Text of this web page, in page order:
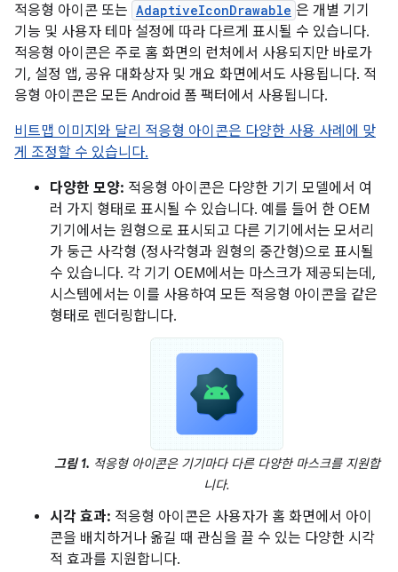
적응형 아이콘 또는 AdaptiveIconDrawable 은 개별 기기
기능 및 사용자 테마 설정에 따라 다르게 표시될 수 있습니다.
적응형 아이콘은 주로 홈 화면의 런처에서 사용되지만 바로가
기, 설정 앱, 공유 대화상자 및 개요 화면에서도 사용됩니다. 적
응형 아이콘은 모든 Android 폼 팩터에서 사용됩니다.
비트맵 이미지와 달리 적응형 아이콘은 다양한 사용 사례에 맞
게 조정할 수 있습니다.
다양한 모양: 적응형 아이콘은 다양한 기기 모델에서 여
러 가지 형태로 표시될 수 있습니다. 예를 들어 한 OEM
기기에서는 원형으로 표시되고 다른 기기에서는 모서리
가 둥근 사각형 (정사각형과 원형의 중간형)으로 표시될
수 있습니다. 각 기기 OEM에서는 마스크가 제공되는데,
시스템에서는 이를 사용하여 모든 적응형 아이콘을 같은
형태로 렌더링합니다.
그림 1. 적응형 아이콘은 기기마다 다른 다양한 마스크를 지원합
니다.
시각 효과: 적응형 아이콘은 사용자가 홈 화면에서 아이
콘을 배치하거나 옮길 때 관심을 끌 수 있는 다양한 시각
적 효과를 지원합니다.